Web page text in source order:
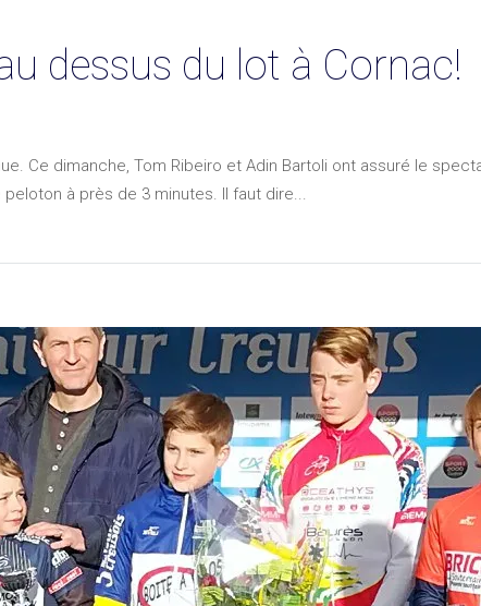
dessus du lot à Cornac!
Ce dimanche, Tom Ribeiro et Adin Bartoli ont assuré le
à près de 3 minutes. Il faut dire...